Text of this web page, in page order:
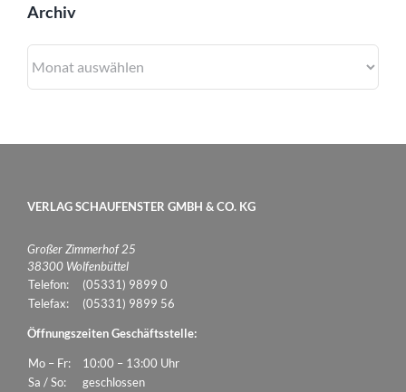
Archiv
VERLAG SCHAUFENSTER GMBH & CO. KG
Großer Zimmerhof 25
38300 Wolfenbüttel
Telefon:
(05331) 9899 0
Telefax:
(05331) 9899 56
Öffnungszeiten Geschäftsstelle:
Mo – Fr:
10:00 – 13:00 Uhr
Sa / So:
geschlossen